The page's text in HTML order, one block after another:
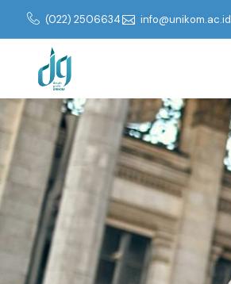
(022) 2506634 info@unikom.ac.id